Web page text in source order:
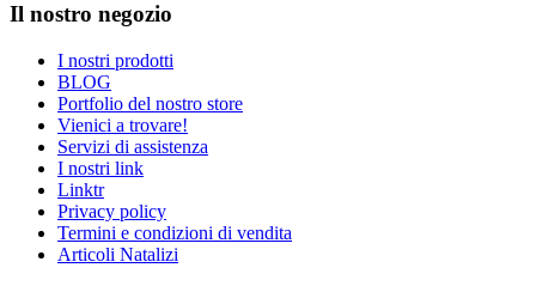
Il nostro negozio
I nostri prodotti
BLOG
Portfolio del nostro store
Vienici a trovare!
Servizi di assistenza
I nostri link
Linktr
Privacy policy
Termini e condizioni di vendita
Articoli Natalizi